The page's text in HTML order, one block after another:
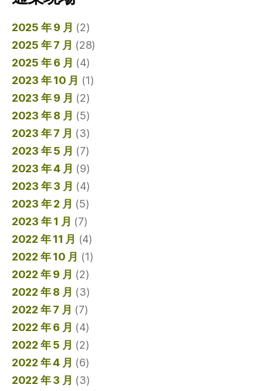
2025 年 9 月 (2)
2025 年 7 月 (28)
2025 年 6 月 (4)
2023 年 10 月 (1)
2023 年 9 月 (2)
2023 年 8 月 (5)
2023 年 7 月 (3)
2023 年 5 月 (7)
2023 年 4 月 (9)
2023 年 3 月 (4)
2023 年 2 月 (5)
2023 年 1 月 (7)
2022 年 11 月 (4)
2022 年 10 月 (1)
2022 年 9 月 (2)
2022 年 8 月 (3)
2022 年 7 月 (7)
2022 年 6 月 (4)
2022 年 5 月 (2)
2022 年 4 月 (6)
2022 年 3 月 (3)